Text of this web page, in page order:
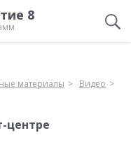
8
материалы
Видео
центре